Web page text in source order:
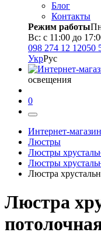
Блог
Контакты
Режим работы
Вс: с 11:00 до
098 274 12 12050
УкрРус
освещения
0
Интернет-
Люстры
Люстры
Люстры
Люстра
Люстра